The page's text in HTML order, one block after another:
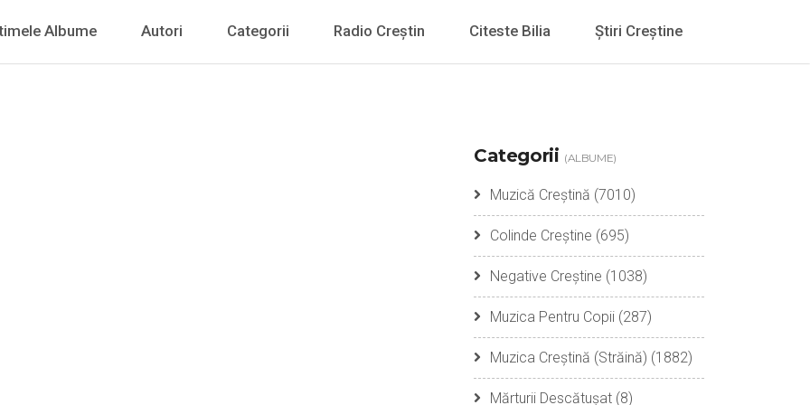
Albume Autori Categorii Radio Creștin Citeste Bilia Știri Creștine
Categorii (ALBUME)
Muzică Creștină (7010)
Colinde Creștine (695)
Negative Creștine (1038)
Muzica Pentru Copii (287)
Muzica Creștină (Străină) (1882)
Mărturii Descătușat (8)